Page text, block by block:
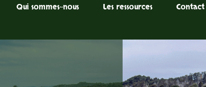
Qui sommes-nous Les ressources Contact